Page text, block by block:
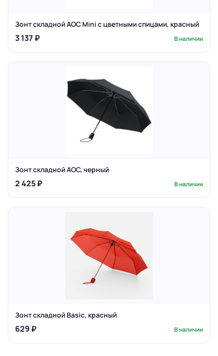
Зонт складной AOC Mini с цветными спицами, красный
3 137 ₽ В наличии
Зонт складной AOC, черный
2 425 ₽ В наличии
Зонт складной Basic, красный
629 ₽ В наличии